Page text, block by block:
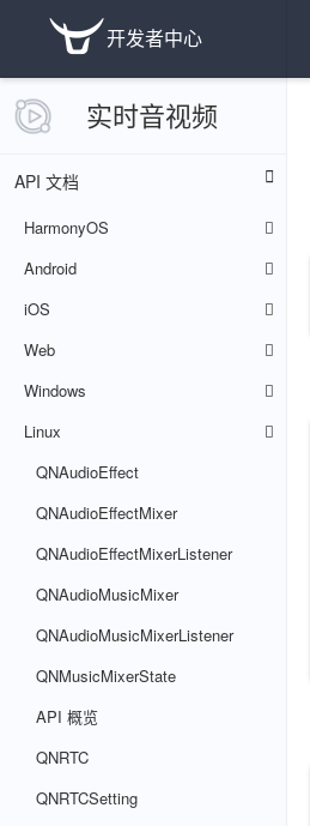
开发者中心
实时音视频
API 文档
HarmonyOS
Android
iOS
Web
Windows
Linux
QNAudioEffect
QNAudioEffectMixer
QNAudioEffectMixerListener
QNAudioMusicMixer
QNAudioMusicMixerListener
QNMusicMixerState
API 概览
QNRTC
QNRTCSetting